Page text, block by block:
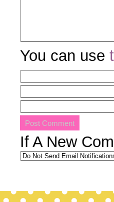
You can use
If A New